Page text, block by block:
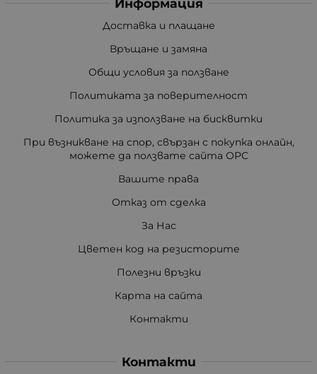
Информация
Доставка и плащане
Връщане и замяна
Общи условия за ползване
Политиката за поверителност
Политика за използване на бисквитки
При възникване на спор, свързан с покупка онлайн,
можете да ползвате сайта ОРС
Вашите права
Отказ от сделка
За Нас
Цветен код на резисторите
Полезни връзки
Карта на сайта
Контакти
Контакти